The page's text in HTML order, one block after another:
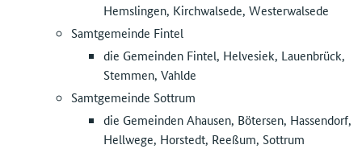
Hemslingen, Kirchwalsede, Westerwalsede
Samtgemeinde Fintel
die Gemeinden Fintel, Helvesiek, Lauenbrück,
Stemmen, Vahlde
Samtgemeinde Sottrum
die Gemeinden Ahausen, Bötersen, Hassendorf,
Hellwege, Horstedt, Reeßum, Sottrum